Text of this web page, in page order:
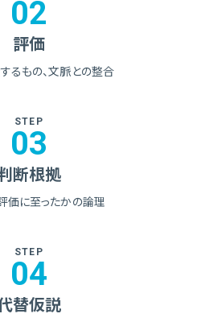
02
評価
るもの、文脈との整合
STEP
03
断根拠
価に至ったかの論理
STEP
04
替仮説